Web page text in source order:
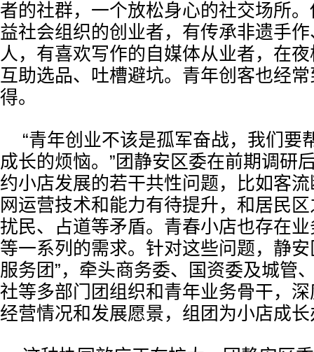
者的社群，一个放松身心的社交场所
益社会组织的创业者，有传承非遗手
人，有喜欢写作的自媒体从业者，在
互助选品、吐槽避坑。青年创客也经
得。
“青年创业不该是孤军奋战，我们要
成长的烦恼。”团静安区委在前期调研
约小店发展的若干共性问题，比如客
网运营技术和能力有待提升，和居民
扰民、占道等矛盾。青春小店也存在
等一系列的需求。针对这些问题，静安
服务团”，牵头商务委、国资委及城管
社等多部门团组织和青年业务骨干，
经营情况和发展愿景，组团为小店成